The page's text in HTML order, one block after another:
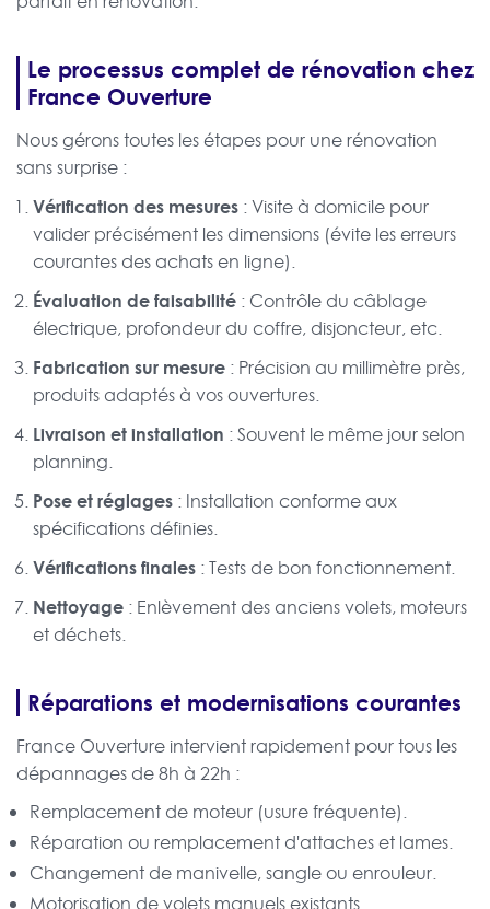
Le processus complet de rénovation chez
France Ouverture
Nous gérons toutes les étapes pour une rénovation
sans surprise :
Vérification des mesures : Visite à domicile pour
valider précisément les dimensions (évite les erreurs
courantes des achats en ligne).
Évaluation de faisabilité : Contrôle du câblage
électrique, profondeur du coffre, disjoncteur, etc.
Fabrication sur mesure : Précision au millimètre près,
produits adaptés à vos ouvertures.
Livraison et installation : Souvent le même jour selon
planning.
Pose et réglages : Installation conforme aux
spécifications définies.
Vérifications finales : Tests de bon fonctionnement.
Nettoyage : Enlèvement des anciens volets, moteurs
et déchets.
Réparations et modernisations courantes
France Ouverture intervient rapidement pour tous les
dépannages de 8h à 22h :
Remplacement de moteur (usure fréquente).
Réparation ou remplacement d'attaches et lames.
Changement de manivelle, sangle ou enrouleur.
Motorisation de volets manuels existants.